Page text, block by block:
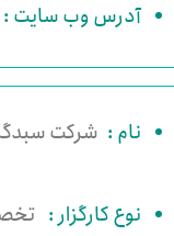
آدرس وب سایت :
نام : شرکت
نوع کارگزار :